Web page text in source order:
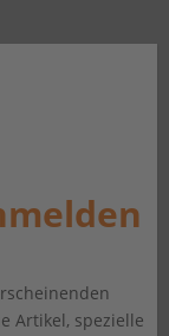
Artikel, spezielle